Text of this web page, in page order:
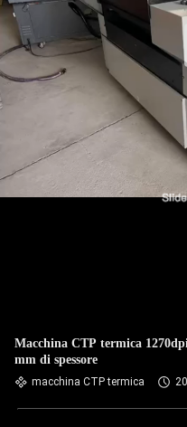
Macchina CTP termica
mm di spessore
macchina CTP termica